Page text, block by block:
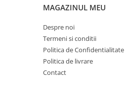
MAGAZINUL MEU
Despre noi
Termeni si conditii
Politica de Confidentialitate
Politica de livrare
Contact